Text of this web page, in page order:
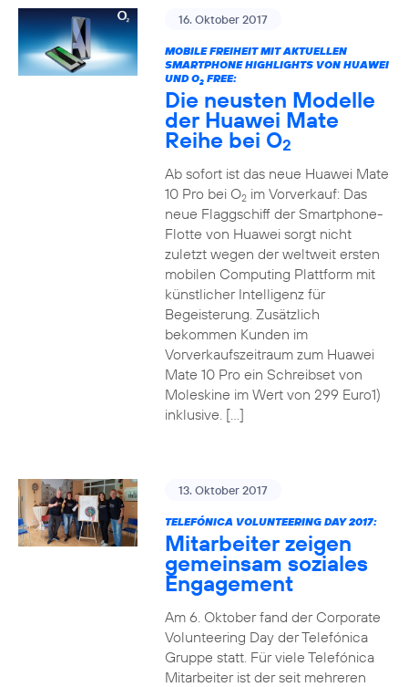
16. Oktober 2017
MOBILE FREIHEIT MIT AKTUELLEN
SMARTPHONE HIGHLIGHTS VON HUAWEI
UND O2FREE:
Die neusten Modelle
der Huawei Mate
Reihe bei O2
Ab sofort ist das neue Huawei Mate
10 Pro bei O2im Vorverkauf: Das
neue Flaggschiff der Smartphone-
Flotte von Huawei sorgt nicht
zuletzt wegen der weltweit ersten
mobilen Computing Plattform mit
künstlicher Intelligenz für
Begeisterung. Zusätzlich
bekommen Kunden im
Vorverkaufszeitraum zum Huawei
Mate 10 Pro ein Schreibset von
Moleskine im Wert von 299 Euro1)
inklusive. […]
13. Oktober 2017
TELEFÓNICA VOLUNTEERING DAY 2017:
Mitarbeiter zeigen
gemeinsam soziales
Engagement
Am 6. Oktober fand der Corporate
Volunteering Day der Telefónica
Gruppe statt. Für viele Telefónica
Mitarbeiter ist der seit mehreren